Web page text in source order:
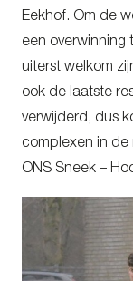
Eekhof. Om de
een overwinning
uiterst welkom
ook de laatste
verwijderd, dus
complexen in de
ONS Sneek –